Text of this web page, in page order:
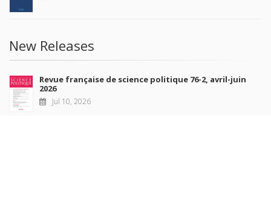
New Releases
Revue française de science politique 76-2, avril-juin
2026
Jul 10, 2026